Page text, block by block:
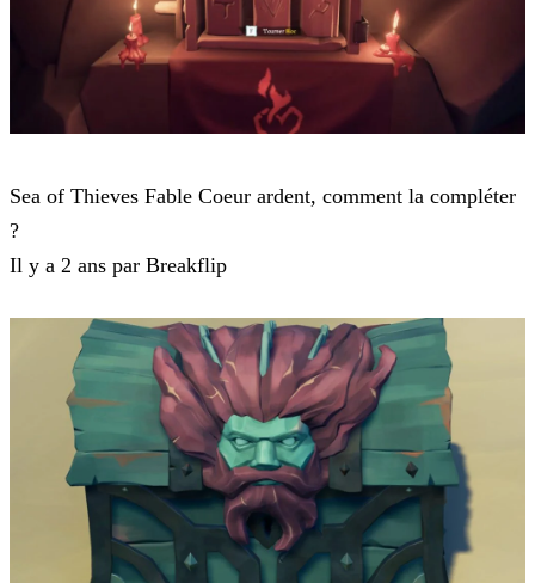
Sea of Thieves Fable Coeur ardent, comment la compléter
?
Il y a 2 ans par Breakflip